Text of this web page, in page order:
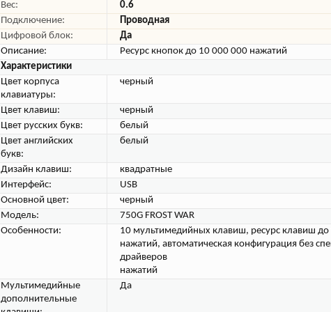
Вес:
0.6
Подключение:
Проводная
Цифровой блок:
Да
Описание:
Ресурс кнопок до 10 000 000 нажатий
Характеристики
Цвет корпуса
клавиатуры:
черный
Цвет клавиш:
черный
Цвет русских букв:
белый
Цвет английских
букв:
белый
Дизайн клавиш:
квадратные
Интерфейс:
USB
Основной цвет:
черный
Модель:
750G FROST WAR
Особенности:
10 мультимедийных клавиш, ресурс клавиш
нажатий, автоматическая конфигурация без
драйверов
нажатий
Мультимедийные
дополнительные
Да